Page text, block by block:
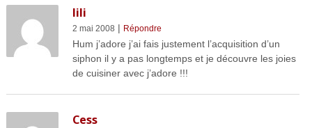
lili
2 mai 2008 | Répondre
Hum j’adore j’ai fais justement l’acquisition d’un
siphon il y a pas longtemps et je découvre les joies
de cuisiner avec j’adore !!!
Cess